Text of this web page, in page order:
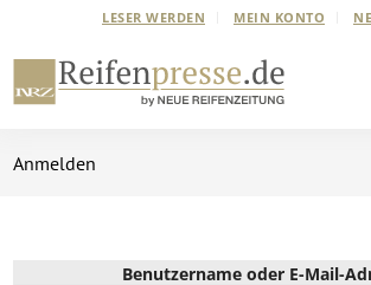
LESER WERDEN MEIN KONTO
Anmelden
Benutzername oder E-Mail-